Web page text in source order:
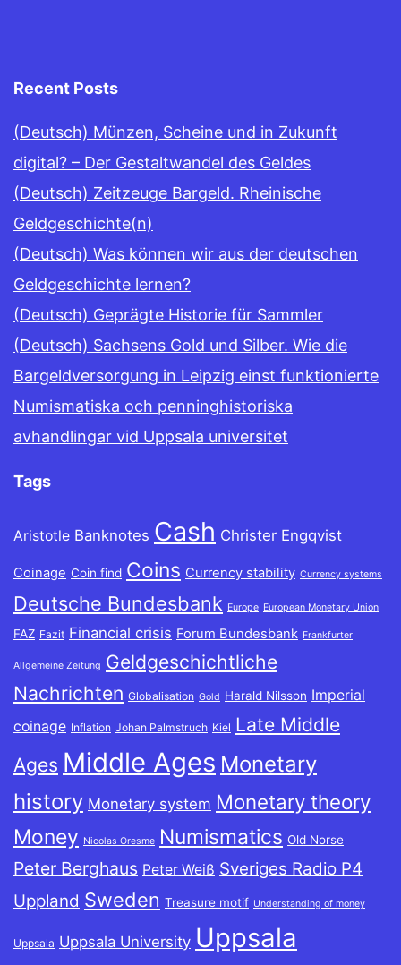
Recent Posts
(Deutsch) Münzen, Scheine und in Zukunft
digital? – Der Gestaltwandel des Geldes
(Deutsch) Zeitzeuge Bargeld. Rheinische
Geldgeschichte(n)
(Deutsch) Was können wir aus der deutschen
Geldgeschichte lernen?
(Deutsch) Geprägte Historie für Sammler
(Deutsch) Sachsens Gold und Silber. Wie die
Bargeldversorgung in Leipzig einst funktionierte
Numismatiska och penninghistoriska
avhandlingar vid Uppsala universitet
Tags
Aristotle Banknotes Cash Christer Engqvist
Coinage Coin find Coins Currency stability Currency systems
Deutsche Bundesbank Europe European Monetary Union
FAZ Fazit Financial crisis Forum Bundesbank Frankfurter
Allgemeine Zeitung Geldgeschichtliche
Nachrichten Globalisation Gold Harald Nilsson Imperial
coinage Inflation Johan Palmstruch Kiel Late Middle
Ages Middle Ages Monetary
history Monetary system Monetary theory
Money Nicolas Oresme Numismatics Old Norse
Peter Berghaus Peter Weiß Sveriges Radio P4
Uppland Sweden Treasure motif Understanding of money
Uppsala Uppsala University Uppsala